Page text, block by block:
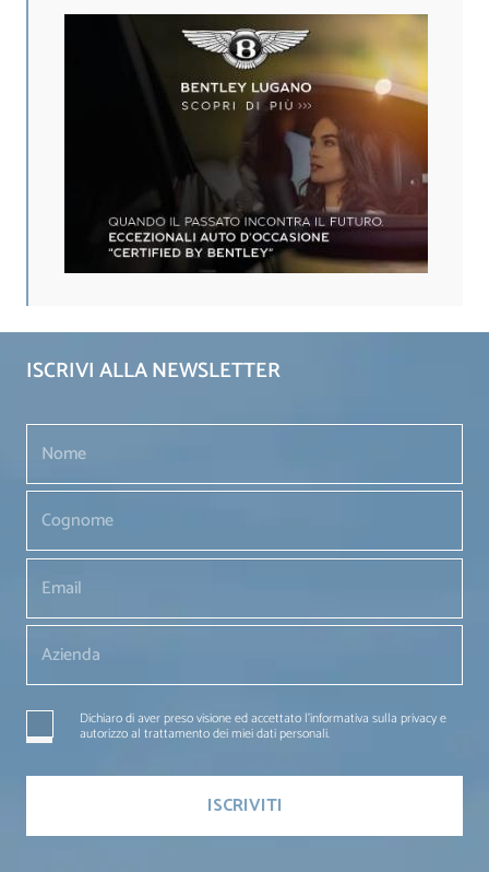
ISCRIVI ALLA NEWSLETTER
Dichiaro di aver preso visione ed accettato l'informativa sulla privacy e
autorizzo al trattamento dei miei dati personali.